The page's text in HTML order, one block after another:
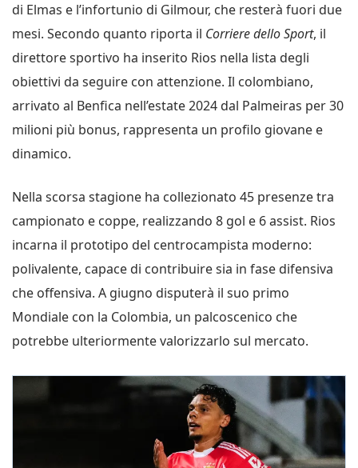
di Elmas e l’infortunio di Gilmour, che resterà fuori due
mesi. Secondo quanto riporta il Corriere dello Sport, il
direttore sportivo ha inserito Rios nella lista degli
obiettivi da seguire con attenzione. Il colombiano,
arrivato al Benfica nell’estate 2024 dal Palmeiras per 30
milioni più bonus, rappresenta un profilo giovane e
dinamico.
Nella scorsa stagione ha collezionato 45 presenze tra
campionato e coppe, realizzando 8 gol e 6 assist. Rios
incarna il prototipo del centrocampista moderno:
polivalente, capace di contribuire sia in fase difensiva
che offensiva. A giugno disputerà il suo primo
Mondiale con la Colombia, un palcoscenico che
potrebbe ulteriormente valorizzarlo sul mercato.